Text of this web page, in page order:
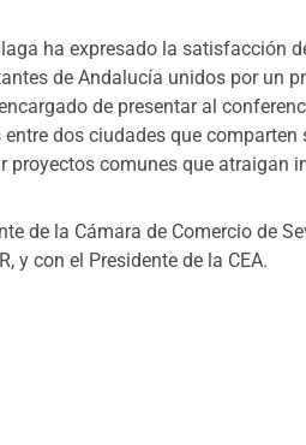
ha expresado la satisfacción
de Andalucía unidos por un
de presentar al
dos ciudades que
comunes que atraigan
de la Cámara de Comercio de
y con el Presidente de la CEA.